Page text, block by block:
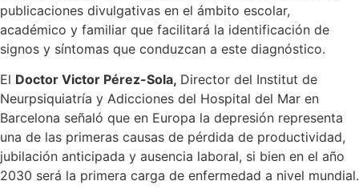
publicaciones divulgativas en el ámbito escolar,
académico y familiar que facilitará la identificación de
signos y síntomas que conduzcan a este diagnóstico.
El Doctor Victor Pérez-Sola, Director del Institut de
Neurpsiquiatría y Adicciones del Hospital del Mar en
Barcelona señaló que en Europa la depresión representa
una de las primeras causas de pérdida de productividad,
jubilación anticipada y ausencia laboral, si bien en el año
2030 será la primera carga de enfermedad a nivel mundial.